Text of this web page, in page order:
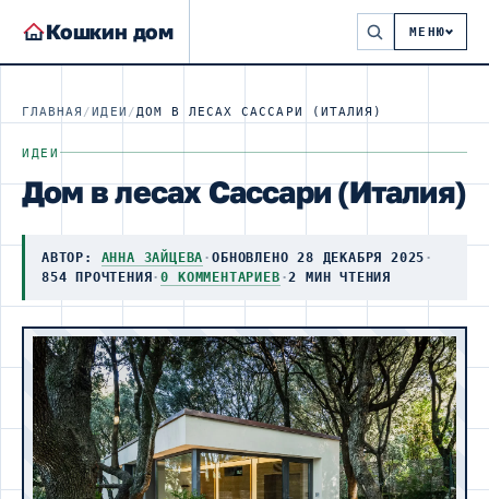
Кошкин дом МЕНЮ
ГЛАВНАЯ /ИДЕИ /ДОМ В ЛЕСАХ САССАРИ (ИТАЛИЯ)
ИДЕИ
Дом в лесах Сассари (Италия)
АВТОР: АННА ЗАЙЦЕВА ·ОБНОВЛЕНО 28 ДЕКАБРЯ 2025 ·
854 ПРОЧТЕНИЯ·0 КОММЕНТАРИЕВ ·2 МИН ЧТЕНИЯ